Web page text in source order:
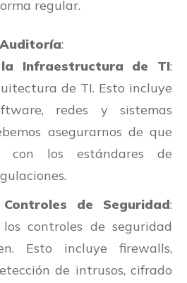
regular.
:
la Infraestructura de TI:
de TI. Esto incluye
redes y sistemas
asegurarnos de que
con los estándares de
de Seguridad:
controles de seguridad
Esto incluye firewalls,
de intrusos, cifrado